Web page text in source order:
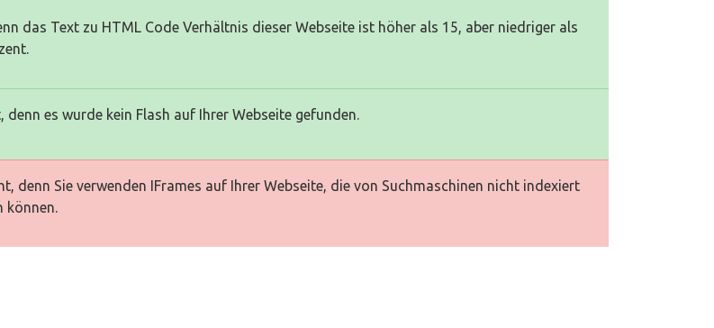
das Text zu HTML Code Verhältnis dieser Webseite ist höher als 15, aber niedriger als
denn es wurde kein Flash auf Ihrer Webseite gefunden.
denn Sie verwenden IFrames auf Ihrer Webseite, die von Suchmaschinen nicht indexiert
können.